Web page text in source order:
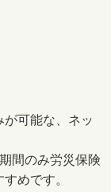
可能な、ネッ
間のみ労災保険
めです。